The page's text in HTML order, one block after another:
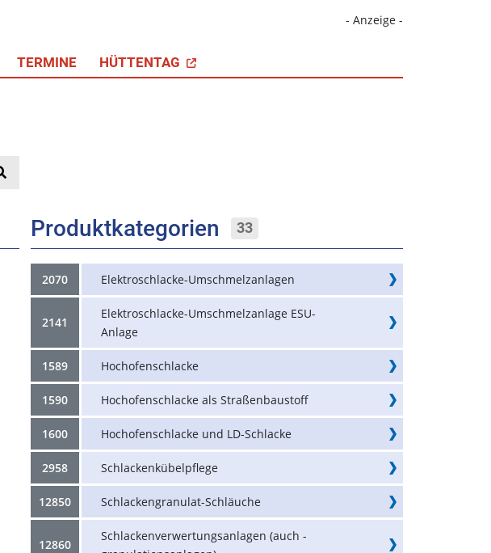
- Anzeige -
TERMINE HÜTTENTAG
Produktkategorien 33
2070 Elektroschlacke-Umschmelzanlagen
2141
Elektroschlacke-Umschmelzanlage ESU-
Anlage
1589 Hochofenschlacke
1590 Hochofenschlacke als Straßenbaustoff
1600 Hochofenschlacke und LD-Schlacke
2958 Schlackenkübelpflege
12850 Schlackengranulat-Schläuche
12860
Schlackenverwertungsanlagen (auch -